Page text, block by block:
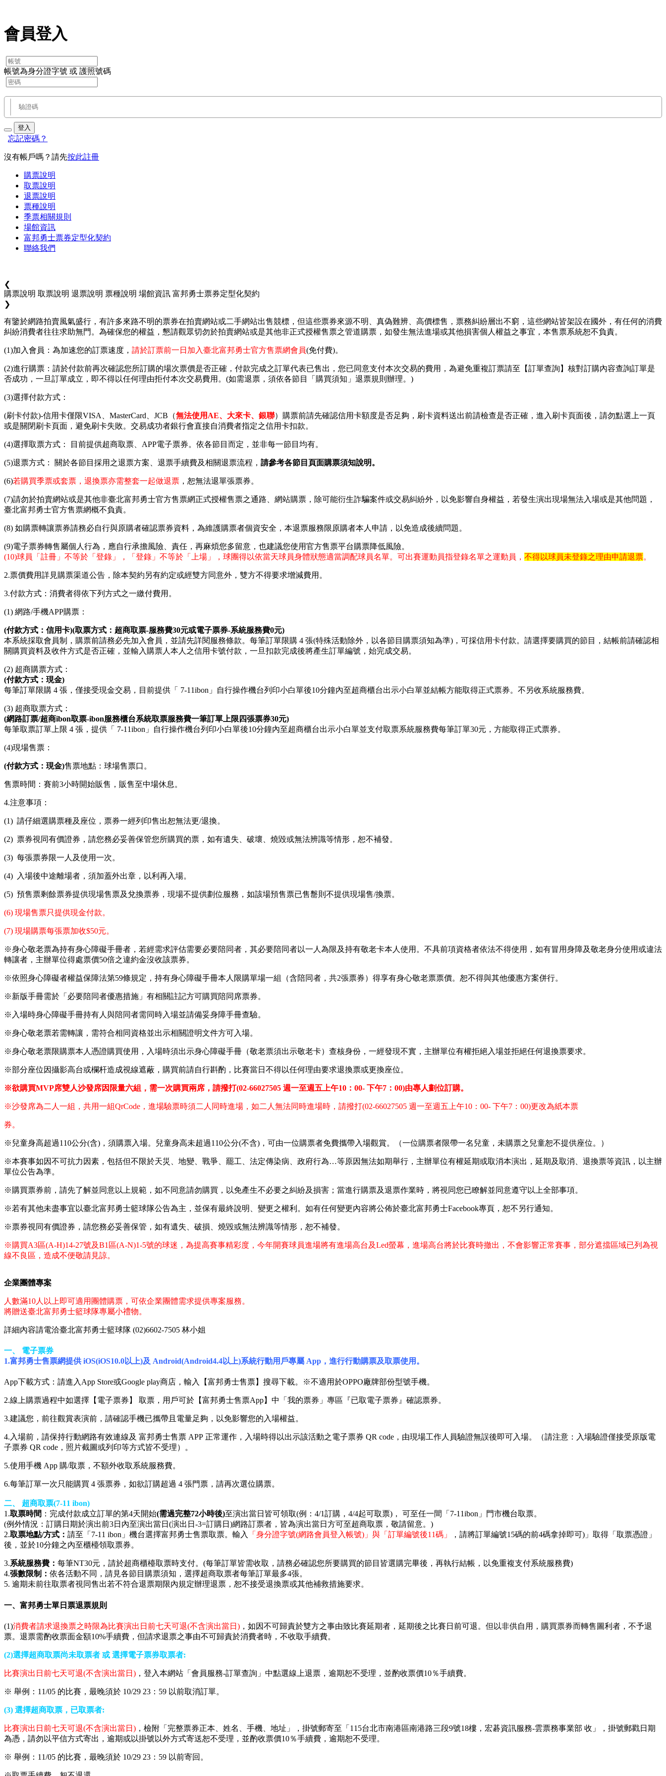
會員登入
帳號為身分證字號 或 護照號碼
登入
忘記密碼？
沒有帳戶嗎？請先按此註冊
購票說明
取票說明
退票說明
票種說明
季票相關規則
場館資訊
富邦勇士票券定型化契約
聯絡我們
❮
購票說明 取票說明 退票說明 票種說明 場館資訊 富邦勇士票券定型化契約
❯
有鑒於網路拍賣風氣盛行，有許多來路不明的票券在拍賣網站或二手網站出售競標，但這些票券來源不明、真偽難辨、高價標售，票務糾紛層出不窮，這些網站皆架設在國外，有任何的消費
糾紛消費者往往求助無門。為確保您的權益，懇請觀眾切勿於拍賣網站或是其他非正式授權售票之管道購票，如發生無法進場或其他損害個人權益之事宜，本售票系統恕不負責。
(1)加入會員：為加速您的訂票速度， 請於訂票前一日加入臺北富邦勇士官方售票網會員(免付費)。
(2)進行購票：請於付款前再次確認您所訂購的場次票價是否正確，付款完成之訂單代表已售出，您已同意支付本次交易的費用，為避免重複訂票請至【訂單查詢】核對訂購內容查詢訂單是
否成功，一旦訂單成立，即不得以任何理由拒付本次交易費用。(如需退票，須依各節目「購買須知」退票規則辦理。)
(3)選擇付款方式：
(刷卡付款)-信用卡僅限VISA、MasterCard、JCB（無法使用AE、大來卡、銀聯）購票前請先確認信用卡額度是否足夠，刷卡資料送出前請檢查是否正確，進入刷卡頁面後，請勿點選上一頁
或是關閉刷卡頁面，避免刷卡失敗。交易成功者銀行會直接自消費者指定之信用卡扣款。
(4)選擇取票方式： 目前提供超商取票、APP電子票券。依各節目而定，並非每一節目均有。
(5)退票方式： 關於各節目採用之退票方案、退票手續費及相關退票流程， 請參考各節目頁面購票須知說明。
(6)若購買季票或套票，退換票亦需整套一起做退票 ，恕無法退單張票券。
(7)請勿於拍賣網站或是其他非臺北富邦勇士官方售票網正式授權售票之通路、網站購票，除可能衍生詐騙案件或交易糾紛外，以免影響自身權益，若發生演出現場無法入場或是其他問題，
臺北富邦勇士官方售票網概不負責。
(8) 如購票轉讓票券請務必自行與原購者確認票券資料，為維護購票者個資安全，本退票服務限原購者本人申請，以免造成後續問題。
(9)電子票券轉售屬個人行為，應自行承擔風險、責任，再麻煩您多留意，也建議您使用官方售票平台購票降低風險。
(10)球員「註冊」不等於「登錄」，「登錄」不等於「上場」，球團得以依當天球員身體狀態適當調配球員名單。可出賽運動員指登錄名單之運動員， 不得以球員未登錄之理由申請退票。
2.票價費用詳見購票渠道公告，除本契約另有約定或經雙方同意外，雙方不得要求增減費用。
3.付款方式：消費者得依下列方式之一繳付費用。
(1) 網路/手機APP購票：
(付款方式：信用卡)(取票方式：超商取票-服務費30元或電子票券-系統服務費0元)
本系統採取會員制，購票前請務必先加入會員，並請先詳閱服務條款。每筆訂單限購 4 張(特殊活動除外，以各節目購票須知為準)，可採信用卡付款。請選擇要購買的節目，結帳前請確認相
關購買資料及收件方式是否正確，並輸入購票人本人之信用卡號付款，一旦扣款完成後將產生訂單編號，始完成交易。
(2) 超商購票方式：
(付款方式：現金)
每筆訂單限購 4 張，僅接受現金交易，目前提供「 7-11ibon」自行操作機台列印小白單後10分鐘內至超商櫃台出示小白單並結帳方能取得正式票券。不另收系統服務費。
(3) 超商取票方式：
(網路訂票/超商ibon取票-ibon服務櫃台系統取票服務費一筆訂單上限四張票券30元)
每筆取票訂單上限 4 張，提供「 7-11ibon」自行操作機台列印小白單後10分鐘內至超商櫃台出示小白單並支付取票系統服務費每筆訂單30元，方能取得正式票券。
(4)現場售票：
(付款方式：現金)售票地點：球場售票口。
售票時間：賽前3小時開始販售，販售至中場休息。
4.注意事項：
(1) 請仔細選購票種及座位，票券一經列印售出恕無法更/退換。
(2) 票券視同有價證券，請您務必妥善保管您所購買的票，如有遺失、破壞、燒毀或無法辨識等情形，恕不補發。
(3) 每張票券限一人及使用一次。
(4) 入場後中途離場者，須加蓋外出章，以利再入場。
(5) 預售票剩餘票券提供現場售票及兌換票券，現場不提供劃位服務，如該場預售票已售罊則不提供現場售/換票。
(6) 現場售票只提供現金付款。
(7) 現場購票每張票加收$50元。
※身心敬老票為持有身心障礙手冊者，若經需求評估需要必要陪同者，其必要陪同者以一人為限及持有敬老卡本人使用。不具前項資格者依法不得使用，如有冒用身障及敬老身分使用或違法
轉讓者，主辦單位得處票價50倍之違約金沒收該票券。
※依照身心障礙者權益保障法第59條規定，持有身心障礙手冊本人限購單場一組（含陪同者，共2張票券）得享有身心敬老票票價。恕不得與其他優惠方案併行。
※新版手冊需於「必要陪同者優惠措施」有相關註記方可購買陪同席票券。
※入場時身心障礙手冊持有人與陪同者需同時入場並請備妥身障手冊查驗。
※身心敬老票若需轉讓，需符合相同資格並出示相關證明文件方可入場。
※身心敬老票限購票本人憑證購買使用，入場時須出示身心障礙手冊（敬老票須出示敬老卡）查核身份，一經發現不實，主辦單位有權拒絕入場並拒絕任何退換票要求。
※部分座位因攝影高台或欄杆造成視線遮蔽，購買前請自行斟酌，比賽當日不得以任何理由要求退換票或更換座位。
※欲購買MVP席雙人沙發席因限量六組，需一次購買兩席，請撥打(02-66027505 週一至週五上午10：00- 下午7：00)由專人劃位訂購。
※沙發席為二人一組，共用一組QrCode，進場驗票時須二人同時進場，如二人無法同時進場時，請撥打(02-66027505 週一至週五上午10：00- 下午7：00)更改為紙本票
券。
※兒童身高超過110公分(含)，須購票入場。兒童身高未超過110公分(不含)，可由一位購票者免費攜帶入場觀賞。（一位購票者限帶一名兒童，未購票之兒童恕不提供座位。）
※本賽事如因不可抗力因素，包括但不限於天災、地變、戰爭、罷工、法定傳染病、政府行為…等原因無法如期舉行，主辦單位有權延期或取消本演出，延期及取消、退換票等資訊，以主辦
單位公告為準。
※購買票券前，請先了解並同意以上規範，如不同意請勿購買，以免產生不必要之糾紛及損害；當進行購票及退票作業時，將視同您已瞭解並同意遵守以上全部事項。
※若有其他未盡事宜以臺北富邦勇士籃球隊公告為主，並保有最終說明、變更之權利。如有任何變更內容將公佈於臺北富邦勇士Facebook專頁，恕不另行通知。
※票券視同有價證券，請您務必妥善保管，如有遺失、破損、燒毀或無法辨識等情形，恕不補發。
※購買A3區(A-H)14-27號及B1區(A-N)1-5號的球迷，為提高賽事精彩度，今年開賽球員進場將有進場高台及Led螢幕，進場高台將於比賽時撤出，不會影響正常賽事，部分遮擋區域已列為視
線不良區，造成不便敬請見諒。
企業團體專案
人數滿10人以上即可適用團體購票，可依企業團體需求提供專案服務。
將贈送臺北富邦勇士籃球隊專屬小禮物。
詳細內容請電洽臺北富邦勇士籃球隊 (02)6602-7505 林小姐
一、 電子票券
1.富邦勇士售票網提供 iOS(iOS10.0以上)及 Android(Android4.4以上)系統行動用戶專屬 App，進行行動購票及取票使用。
App下載方式：請進入App Store或Google play商店，輸入【富邦勇士售票】搜尋下載。※不適用於OPPO廠牌部份型號手機。
2.線上購票過程中如選擇【電子票券】 取票，用戶可於【富邦勇士售票App】中「我的票券」專區『已取電子票券』確認票券。
3.建議您，前往觀賞表演前，請確認手機已攜帶且電量足夠，以免影響您的入場權益。
4.入場前，請保持行動網路有效連線及 富邦勇士售票 APP 正常運作，入場時得以出示該活動之電子票券 QR code，由現場工作人員驗證無誤後即可入場。（請注意：入場驗證僅接受原版電
子票券 QR code，照片截圖或列印等方式皆不受理）。
5.使用手機 App 購/取票，不額外收取系統服務費。
6.每筆訂單一次只能購買 4 張票券，如欲訂購超過 4 張門票，請再次選位購票。
二、 超商取票(7-11 ibon)
1.取票時間 ：完成付款成立訂單的第4天開始(需過完整72小時後)至演出當日皆可領取(例：4/1訂購，4/4起可取票)， 可至任一間「7-11ibon」門市機台取票。
(例外情況：訂購日期於演出前3日內至演出當日(演出日-3=訂購日)網路訂票者，皆為演出當日方可至超商取票，敬請留意。)
2.取票地點/方式： 請至「7-11 ibon」機台選擇富邦勇士售票取票。輸入 「身分證字號(網路會員登入帳號)」與「訂單編號後11碼」
，請將訂單編號15碼的前4碼拿掉即可)」取得「取票憑證」
後，並於10分鐘之內至櫃檯領取票券。
3.系統服務費： 每筆NT30元，請於超商櫃檯取票時支付。(每筆訂單皆需收取，請務必確認您所要購買的節目皆選購完畢後，再執行結帳，以免重複支付系統服務費)
4.張數限制： 依各活動不同，請見各節目購票須知，選擇超商取票者每筆訂單最多4張。
5. 逾期未前往取票者視同售出若不符合退票期限內規定辦理退票，恕不接受退換票或其他補救措施要求。
一、富邦勇士單日票退票規則
(1)消費者請求退換票之時限為比賽演出日前七天可退(不含演出當日) ，如因不可歸責於雙方之事由致比賽延期者，延期後之比賽日前可退。但以非供自用，購買票券而轉售圖利者，不予退
票。退票需酌收票面金額10%手續費，但請求退票之事由不可歸責於消費者時，不收取手續費。
(2)選擇超商取票尚未取票者 或 選擇電子票券取票者:
比賽演出日前七天可退(不含演出當日) ，登入本網站「會員服務-訂單查詢」中點選線上退票，逾期恕不受理，並酌收票價10％手續費。
※ 舉例：11/05 的比賽， 最晚須於 10/29 23 ： 59 以前取消訂單。
(3) 選擇超商取票，已取票者:
比賽演出日前七天可退(不含演出當日) ，檢附「完整票券正本、姓名、手機、地址」，掛號郵寄至「115台北市南港區南港路三段9號18樓，宏碁資訊服務-雲票務事業部 收」，掛號郵戳日期
為憑，請勿以平信方式寄出，逾期或以掛號以外方式寄送恕不受理，並酌收票價10％手續費，逾期恕不受理。
※ 舉例：11/05 的比賽， 最晚須於 10/29 23 ： 59 以前寄回 。